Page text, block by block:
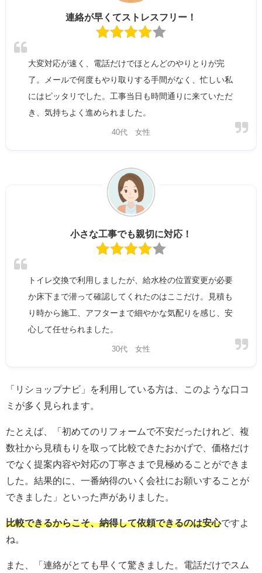
連絡が早くてストレスフリー！
大変対応が速く、電話だけでほとんどのやりとりが完
了。メールで何度もやり取りする手間がなく、忙しい私
にはピッタリでした。工事当日も時間通りに来ていただ
き、気持ちよく進められました。
40代 女性
小さな工事でも親切に対応！
トイレ交換で利用しましたが、給水栓の位置変更が必要
か床下まで潜って確認してくれたのはここだけ。見積も
り時から施工、アフターまで細やかな気配りを感じ、安
心して任せられました。
30代 女性
「リショップナビ」を利用している方は、このような口コ
ミが多く見られます。
たとえば、「初めてのリフォームで不安だったけれど、複
数社から見積もりを取って比較できたおかげで、価格だけ
でなく提案内容や対応の丁寧さまで見極めることができま
した。結果的に、一番納得のいく会社にお願いすることが
できました」といった声がありました。
比較できるからこそ、納得して依頼できるのは安心ですよ
ね。
また、「連絡がとても早くて驚きました。電話だけでスム